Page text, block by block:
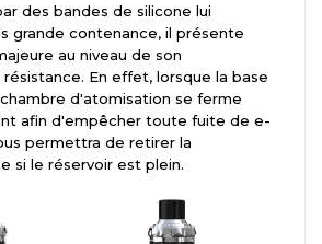
des bandes de silicone lui
grande contenance, il présente
au niveau de son
En effet, lorsque la base
d'atomisation se ferme
afin d'empêcher toute fuite de e-
permettra de retirer la
si le réservoir est plein.